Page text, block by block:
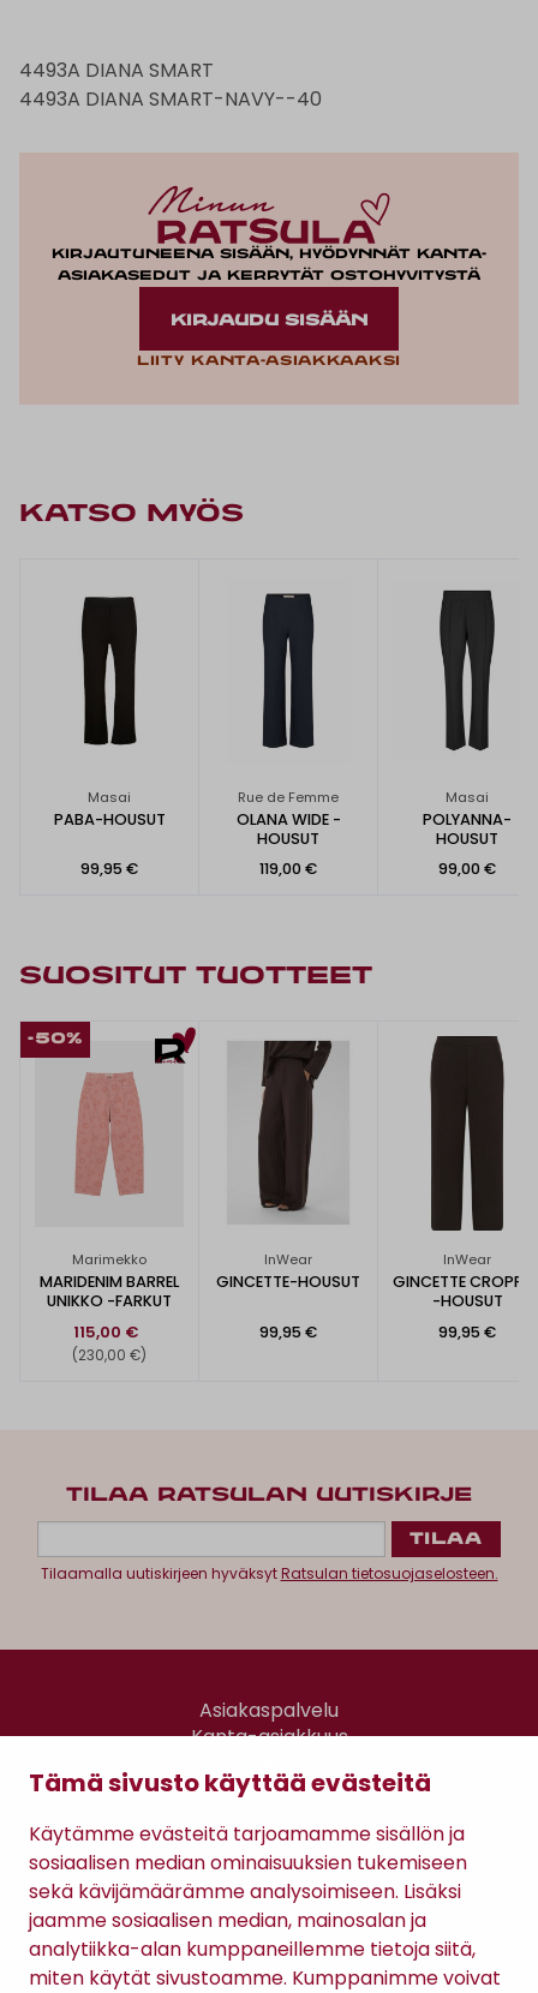
Tämä sivusto käyttää evästeitä
Käytämme evästeitä tarjoamamme sisällön ja
sosiaalisen median ominaisuuksien tukemiseen
sekä kävijämäärämme analysoimiseen. Lisäksi
jaamme sosiaalisen median, mainosalan ja
analytiikka-alan kumppaneillemme tietoja siitä,
miten käytät sivustoamme. Kumppanimme voivat
4493A DIANA SMART
4493A DIANA SMART-NAVY--40
Kirjautuneena sisään, hyödynnät kanta-
asiakasedut ja kerrytät ostohyvitystä
KIRJAUDU SISÄÄN
Liity kanta-asiakkaaksi
KATSO MYÖS
Masai
PABA-HOUSUT
99,95 €
Rue de Femme
OLANA WIDE -
HOUSUT
119,00 €
Masai
POLYANNA-
HOUSUT
99,00 €
SUOSITUT TUOTTEET
-50%
Marimekko
MARIDENIM BARREL
UNIKKO -FARKUT
115,00 €
(230,00 €)
InWear
GINCETTE-HOUSUT
99,95 €
InWear
GINCETTE
-HOUSUT
99,95 €
TILAA RATSULAN UUTISKIRJE
Tilaamalla uutiskirjeen hyväksytRatsulan tietosuojaselosteen.
Asiakaspalvelu
Kanta-asiakkuus
Gomee Ratsula Café
Sopimusehdot
Tietosuojaseloste
Maksutavat